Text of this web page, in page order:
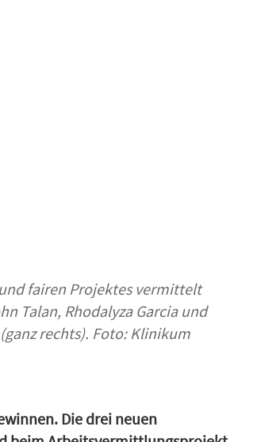
fairen Projektes vermittelt
Talan, Rhodalyza Garcia und
rechts). Foto: Klinikum
Die drei neuen